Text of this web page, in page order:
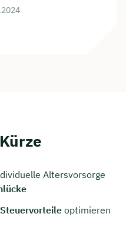
Altersvorsorge
Steuervorteile optimieren